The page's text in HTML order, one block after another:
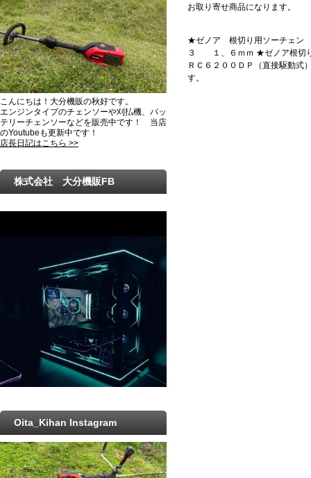
お取り寄せ商品になります。
★ゼノア 根切り用ソーチェ
３ １、６ｍｍ ★ゼノア根切り
ＲＣ６２００ＤＰ（直接駆動
す。
こんにちは！大分機販の秋好です。
エンジンタイプのチェンソーや刈払機、バッ
テリーチェンソーなどを販売中です！ 当店
のYoutubeも更新中です！
店長日記はこちら >>
株式会社 大分機販FB
Oita_Kihan Instagram